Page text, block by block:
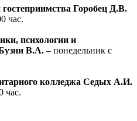
Горобец Д.В.
час.
психологии и
В.А. – понедельник с
колледжа Седых А.И.
час.